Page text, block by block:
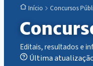
Início Concursos
Editais, resultados e
Última